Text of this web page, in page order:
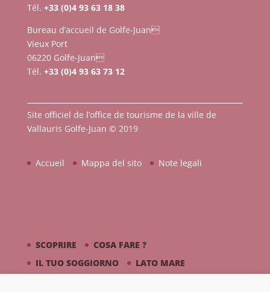
Tél. +33 (0)4 93 63 18 38
Bureau d’accueil de Golfe-Juan
Vieux Port
06220 Golfe-Juan
Tél. +33 (0)4 93 63 73 12
Site officiel de l’office de tourisme de la ville de
Vallauris Golfe-Juan © 2019
Accueil Mappa del sito Note legali
SCOPRIRE
COSA FARE ?
IL TUO SOGGIORNO
LATO MARE